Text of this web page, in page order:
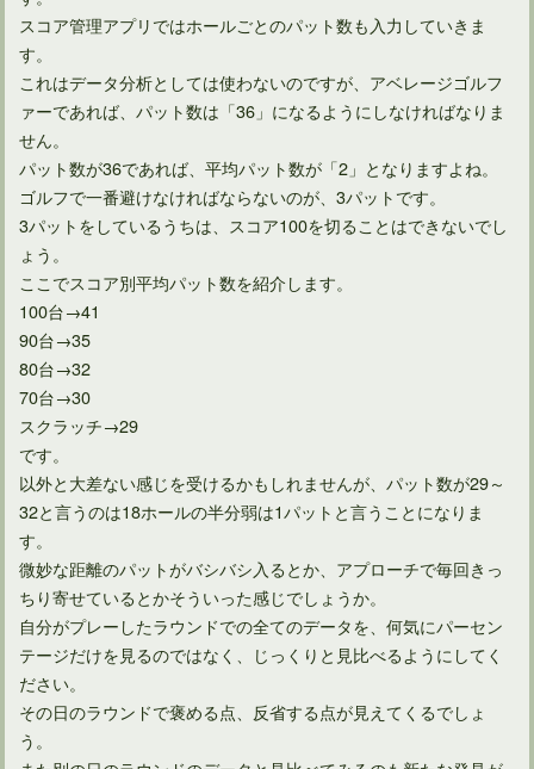
ゴルフメジャー大会である日本オープン選手権競技歴代優勝者
ゴルフ市場が縮小傾向へと推移している現状と今後について
歴史に名を残す男子日本ゴルフツアーの優勝回数ランキング
スコア管理アプリではホールごとのパット数も入力していきま
す。
これはデータ分析としては使わないのですが、アベレージゴルフ
ァーであれば、パット数は「36」になるようにしなければなりま
せん。
パット数が36であれば、平均パット数が「2」となりますよね。
ゴルフで一番避けなければならないのが、3パットです。
3パットをしているうちは、スコア100を切ることはできないでし
ょう。
ここでスコア別平均パット数を紹介します。
100台→41
90台→35
80台→32
70台→30
スクラッチ→29
です。
以外と大差ない感じを受けるかもしれませんが、パット数が29～
32と言うのは18ホールの半分弱は1パットと言うことになりま
す。
微妙な距離のパットがバシバシ入るとか、アプローチで毎回きっ
ちり寄せているとかそういった感じでしょうか。
自分がプレーしたラウンドでの全てのデータを、何気にパーセン
テージだけを見るのではなく、じっくりと見比べるようにしてく
ださい。
その日のラウンドで褒める点、反省する点が見えてくるでしょ
う。